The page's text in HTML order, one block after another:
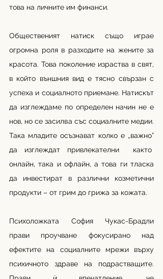
това на личните им финанси.
Общественият натиск също играе
огромна роля в разходите на жените за
красота. Това поколение израства в свят,
в който външния вид е тясно свързан с
успеха и социалното приемане. Натискът
да изглеждаме по определен начин не е
нов, но се засилва със социалните медии.
Така младите осъзнават колко е „важно”
да изглеждат привлекателни  както
онлайн, така и офлайн, a това ги тласка
да инвестират в различни козметични
продукти – от грим до грижа за кожата.
Психоложката София Чукас-Брадли
прави проучване фокусирано над
ефектите на социалните мрежи върху
психичното здраве на подрастващите.